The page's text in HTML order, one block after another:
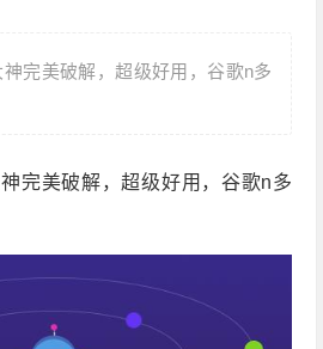
完美破解，超级好用，谷歌n多
完美破解，超级好用，谷歌n多